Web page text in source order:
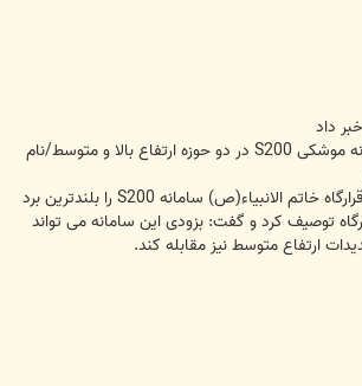
داد
استفاده همزمان از سامانه موشکی S200 در دو حوزه ارتفاع بالا و متوسط/نام
خبرگزاری فارس: فرمانده قرارگاه خاتم الانبیاء(ص) سامانه S200 را بلندترین برد
توصیف کرد و گفت: بزودی این سامانه می تواند
ارتفاع متوسط نیز مقابله کند.